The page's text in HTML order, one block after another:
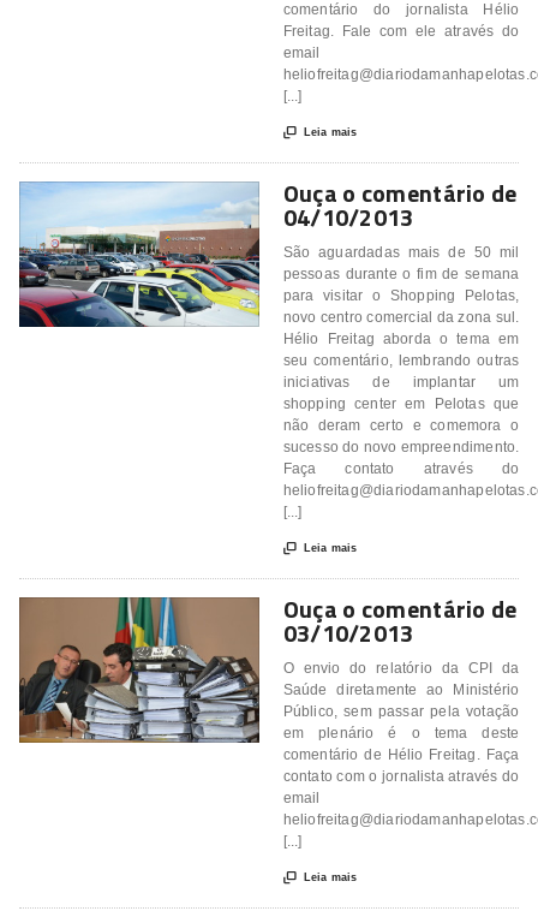
comentário do jornalista Hélio
Freitag. Fale com ele através do
email
[...]
 Leia mais
Ouça o comentário de
04/10/2013
São aguardadas mais de 50 mil
pessoas durante o fim de semana
para visitar o Shopping Pelotas,
novo centro comercial da zona sul.
Hélio Freitag aborda o tema em
seu comentário, lembrando outras
iniciativas de implantar um
shopping center em Pelotas que
não deram certo e comemora o
sucesso do novo empreendimento.
Faça contato através do
[...]
 Leia mais
Ouça o comentário de
03/10/2013
O envio do relatório da CPI da
Saúde diretamente ao Ministério
Público, sem passar pela votação
em plenário é o tema deste
comentário de Hélio Freitag. Faça
contato com o jornalista através do
email
[...]
 Leia mais